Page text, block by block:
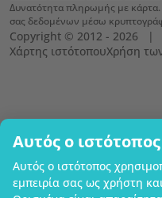
Αυτός ο
Αυτός ο ιστότοπος
εμπειρία σας ως χρήστη
Δυνατότητα πληρωμής με
σας δεδομένων μέσω
Copyright © 2012 - 2026   |
Χάρτης ιστότοπουΧρήση